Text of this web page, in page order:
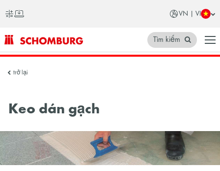
VN | VI
SCHOMBURG
Việt
Tìm kiếm
trở lại
Keo dán gạch